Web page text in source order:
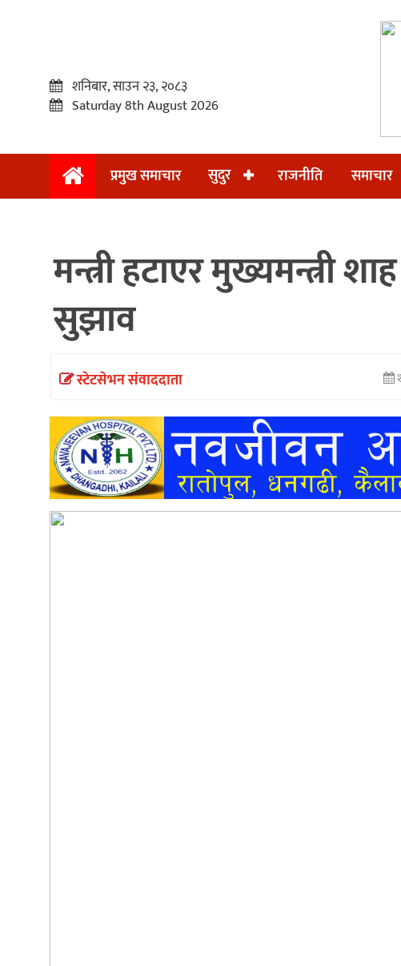
प्रमुख
समाचार
अन्तर्वार्ता
खेलकुद
मनोरञ्जन
शनिबार, साउन २३, २०८३
Saturday 8th August 2026
प्रमुख समाचार सुदुर राजनीति समाचार
मन्त्री हटाएर मुख्यमन्त्री
सुझाव
स्टेटसेभन संवाददाता